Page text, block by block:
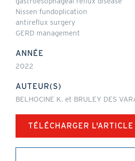
Nissen fundoplication
antireflux surgery
GERD management
ANNÉE
2022
AUTEUR(S)
BELHOCINE K. et BRULEY DES
TÉLÉCHARGER L'ARTICLE